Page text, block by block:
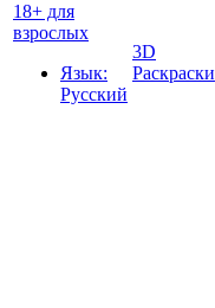
18+ для
взрослых
Язык:
Русский
3D
Раскраски